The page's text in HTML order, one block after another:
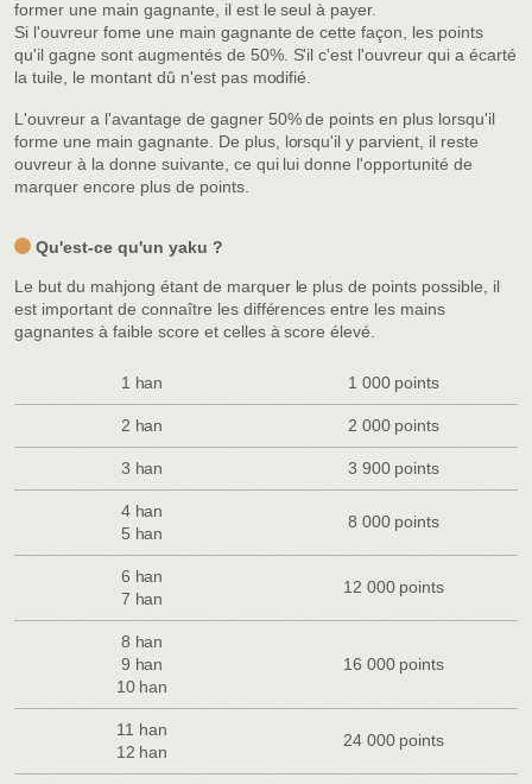
former une main gagnante, il est le seul à payer.
Si l'ouvreur fome une main gagnante de cette façon, les points
qu'il gagne sont augmentés de 50%. S'il c'est l'ouvreur qui a écarté
la tuile, le montant dû n'est pas modifié.
L'ouvreur a l'avantage de gagner 50% de points en plus lorsqu'il
forme une main gagnante. De plus, lorsqu'il y parvient, il reste
ouvreur à la donne suivante, ce qui lui donne l'opportunité de
marquer encore plus de points.
Qu'est-ce qu'un yaku ?
Le but du mahjong étant de marquer le plus de points possible, il
est important de connaître les différences entre les mains
gagnantes à faible score et celles à score élevé.
1 han 1 000 points
2 han 2 000 points
3 han 3 900 points
4 han
5 han
8 000 points
6 han
7 han
12 000 points
8 han
9 han
10 han
16 000 points
11 han
12 han
24 000 points